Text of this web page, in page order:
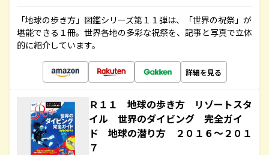
「地球の歩き方」図鑑シリーズ第１１弾は、「世界の祝祭」が
堪能できる１冊。世界各地の多彩な祝祭を、記事と写真で立体
的に紹介しています。
詳細を見る
Ｒ１１ 地球の歩き方 リゾートスタ
イル 世界のダイビング 完全ガイ
ド 地球の潜り方 ２０１６～２０１
７